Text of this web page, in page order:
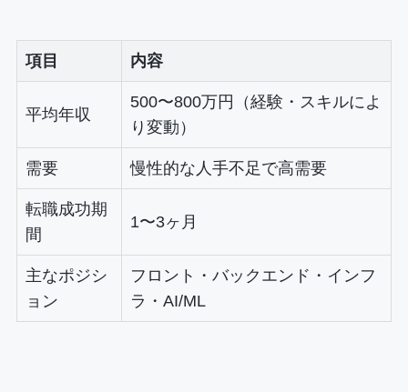
項目 内容
平均年収
500〜800万円（経験・スキルによ
り変動）
需要 慢性的な人手不足で高需要
転職成功期
間
1〜3ヶ月
主なポジシ
ョン
フロント・バックエンド・インフ
ラ・AI/ML